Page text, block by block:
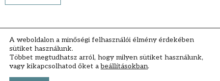
A weboldalon a minőségi felhasználói élmény érdekében
sütiket használunk.
Többet megtudhatsz arról, hogy milyen sütiket használunk,
vagy kikapcsolhatod őket abeállításokban.